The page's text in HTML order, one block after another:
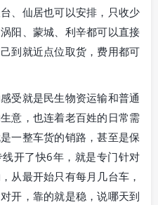
、仙居也可以安排，只收少
阳、蒙城、利辛都可以直接
到就近点位取货，费用都可
受就是民生物资运输和普通
意，也连着老百姓的日常需
一整车货的销路，甚至是保
开了快6年，就是专门针对
从最开始只有每月几台车，
开，靠的就是稳，说哪天到